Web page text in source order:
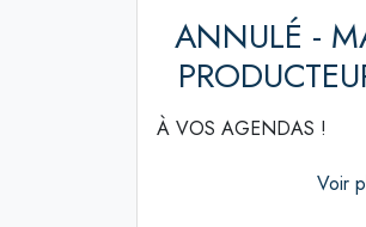
ANNULÉ -
À VOS AGENDAS !
Voir